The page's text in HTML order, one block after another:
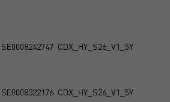
SE0008242747 CDX_HY_S26_V1_5Y
SE0008322176 CDX_HY_S26_V1_5Y